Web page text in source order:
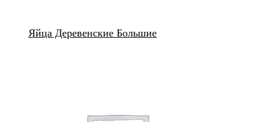
Яйца Деревенские Большие